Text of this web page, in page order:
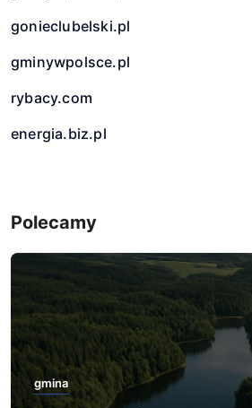
gonieclubelski.pl
gminywpolsce.pl
rybacy.com
energia.biz.pl
Polecamy
gmina